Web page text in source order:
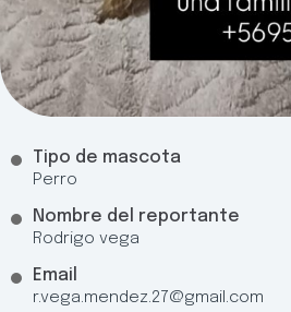
Tipo de mascota
Perro
Nombre del reportante
Rodrigo vega
Email
r.vega.mendez.27@gmail.com